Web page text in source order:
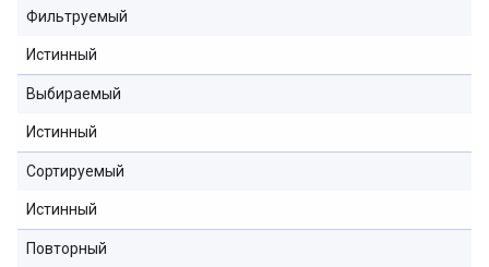
Фильтруемый
Истинный
Выбираемый
Истинный
Сортируемый
Истинный
Повторный